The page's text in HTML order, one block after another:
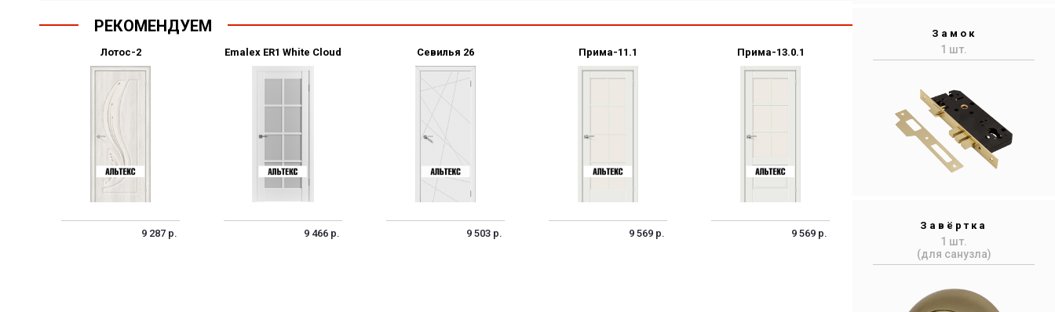
РЕКОМЕНДУЕМ
Лотос-2
9 287 р.
Emalex ER1 White Cloud
9 466 р.
Севилья 26
9 503 р.
Прима-11.1
9 569 р.
Прима-13.0.1
9 569 р.
Замок
1 шт.
Завёртка
1 шт.
(для санузла)